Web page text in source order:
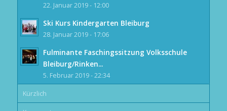
22. Januar 2019 - 12:00
Ski Kurs Kindergarten Bleiburg
28. Januar 2019 - 17:06
Fulminante Faschingssitzung Volksschule
Bleiburg/Rinken...
5. Februar 2019 - 22:34
Kürzlich